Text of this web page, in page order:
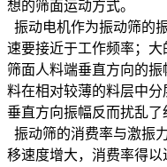
想的筛面运动方式。
振动电机作为振动筛的
速要接近于工作频率；
筛面人料端垂直方向的
料在相对较薄的料层中
垂直方向振幅反而扰乱了
振动筛的消费率与激振
移速度增大，消费率得